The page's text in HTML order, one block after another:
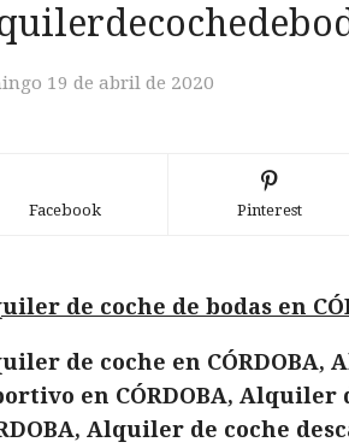
19 de abril de 2020
Facebook Pinterest
de coche de bodas en
de coche en CÓRDOBA,
en CÓRDOBA, Alquiler
Alquiler de coche